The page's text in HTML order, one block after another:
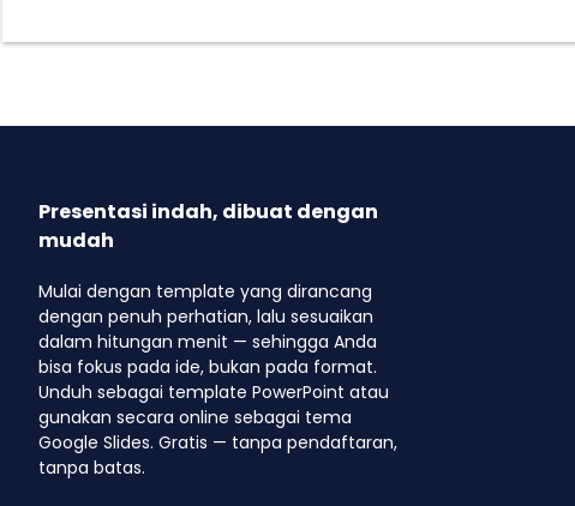
Presentasi indah, dibuat dengan
mudah
Mulai dengan template yang dirancang
dengan penuh perhatian, lalu sesuaikan
dalam hitungan menit — sehingga Anda
bisa fokus pada ide, bukan pada format.
Unduh sebagai template PowerPoint atau
gunakan secara online sebagai tema
Google Slides. Gratis — tanpa pendaftaran,
tanpa batas.